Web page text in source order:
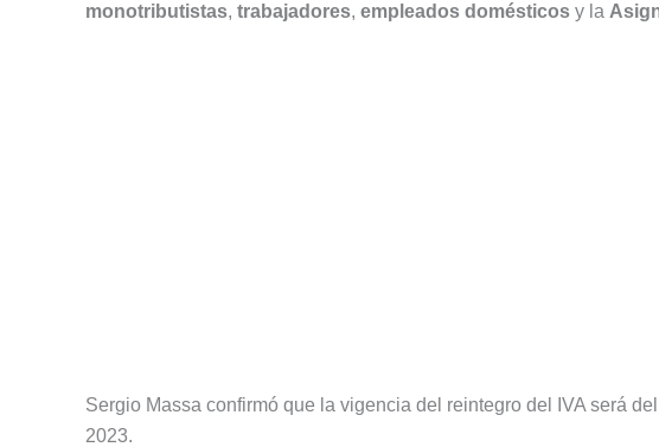
monotributistas, trabajadores, empleados domésticos y la
Sergio Massa confirmó que la vigencia del reintegro del IVA será
2023.